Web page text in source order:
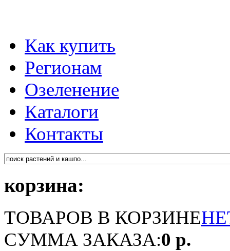
Как купить
Регионам
Озеленение
Каталоги
Контакты
корзина:
ТОВАРОВ В КОРЗИНЕ
СУММА ЗАКАЗА:0 р.